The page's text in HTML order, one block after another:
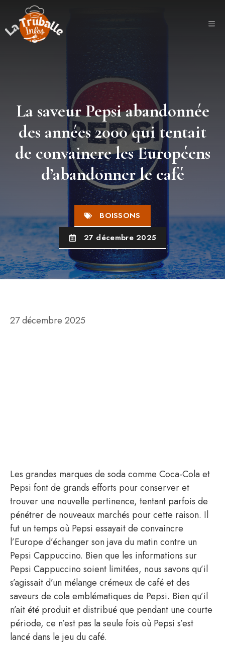
contenu
La saveur Pepsi abandonnée
des années 2000 qui tentait
de convaincre les Européens
d’abandonner le café
BOISSONS
27 décembre 2025
27 décembre 2025
Les grandes marques de soda comme Coca-Cola et
Pepsi font de grands efforts pour conserver et
trouver une nouvelle pertinence, tentant parfois de
pénétrer de nouveaux marchés pour cette raison. Il
fut un temps où Pepsi essayait de convaincre
l’Europe d’échanger son java du matin contre un
Pepsi Cappuccino. Bien que les informations sur
Pepsi Cappuccino soient limitées, nous savons qu’il
s’agissait d’un mélange crémeux de café et des
saveurs de cola emblématiques de Pepsi. Bien qu’il
n’ait été produit et distribué que pendant une courte
période, ce n’est pas la seule fois où Pepsi s’est
lancé dans le jeu du café.